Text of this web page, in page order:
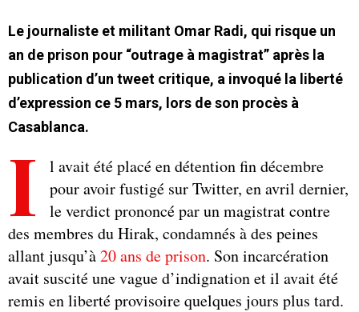
Le journaliste et militant Omar Radi, qui risque un
an de prison pour “outrage à magistrat” après la
publication d’un tweet critique, a invoqué la liberté
d’expression ce 5 mars, lors de son procès à
Casablanca.
I
l avait été placé en détention fin décembre
pour avoir fustigé sur Twitter, en avril dernier,
le verdict prononcé par un magistrat contre
des membres du Hirak, condamnés à des peines
allant jusqu’à20 ans de prison. Son incarcération
avait suscité une vague d’indignation et il avait été
remis en liberté provisoire quelques jours plus tard.